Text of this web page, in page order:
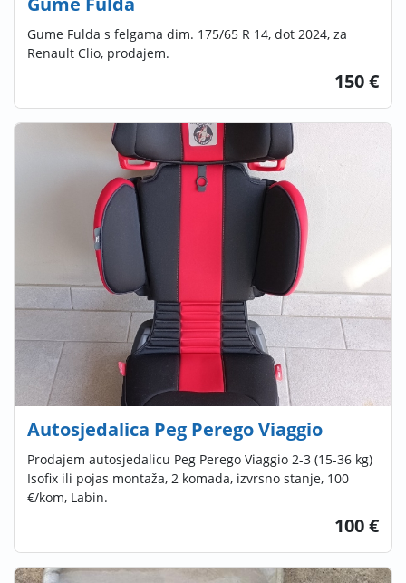
Gume Fulda s felgama dim. 175/65 R 14, dot 2024, za
Renault Clio, prodajem.
150 €
Autosjedalica Peg Perego Viaggio
Prodajem autosjedalicu Peg Perego Viaggio 2-3 (15-36 kg)
Isofix ili pojas montaža, 2 komada, izvrsno stanje, 100
€/kom, Labin.
100 €